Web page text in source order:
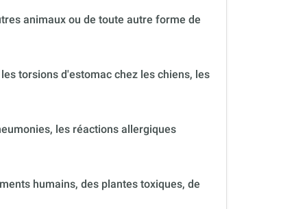
animaux ou de toute autre forme de
torsions d'estomac chez les chiens, les
les réactions allergiques
humains, des plantes toxiques, de